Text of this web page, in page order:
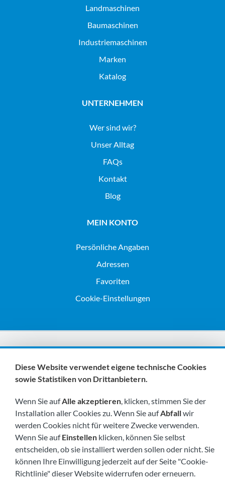
landmaschinen
baumaschinen
industriemaschinen
Marken
Katalog
UNTERNEHMEN
Wer sind wir?
Unser Alltag
FAQs
Kontakt
Blog
MEIN KONTO
Persönliche Angaben
Adressen
Favoriten
Cookie-Einstellungen
Wir sind Mitglieder von:
Besuchen Sie uns bald unter:
Diese Website verwendet eigene technische Cookies
sowie Statistiken von Drittanbietern.
Wenn Sie aufAlle akzeptieren, klicken, stimmen Sie der
Installation aller Cookies zu. Wenn Sie aufAbfallwir
werden Cookies nicht für weitere Zwecke verwenden.
Wenn Sie aufEinstellen klicken, können Sie selbst
entscheiden, ob sie installiert werden sollen oder nicht. Sie
können Ihre Einwilligung jederzeit auf der Seite "Cookie-
Richtlinie" dieser Website widerrufen oder erneuern.